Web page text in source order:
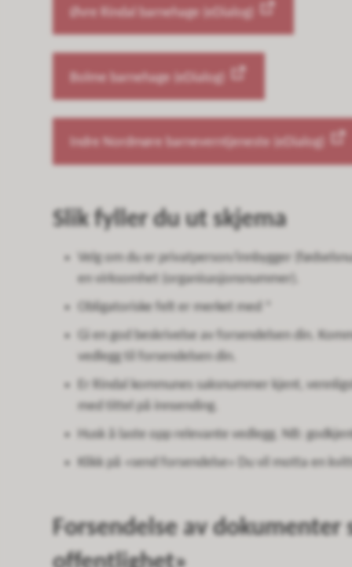
Øvre Rindal barnehage (eDialog)
Bolme barnehage (eDialog)
Indre Nordmøre barneverntjeneste (eDialog)
Slik fyller du ut skjema
Velg om du er privatperson/innbygger
en virksomhet (organisasjonsnummer).
Obligatoriske felt er merket med *
Gi en god beskrivelse av forsendelsen din.
vedlegg til forsendelsen din.
Er Rindal kommunes saksnummer kjent,
med tittel på innsending.
Husk å laste opp relevante vedlegg. NB:
Klikk på «send forsendelse» Du vil motta en
Forsendelse av dokumenter